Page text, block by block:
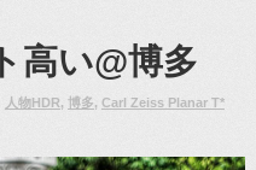
高い@博多
人物HDR, 博多, Carl Zeiss Planar T*